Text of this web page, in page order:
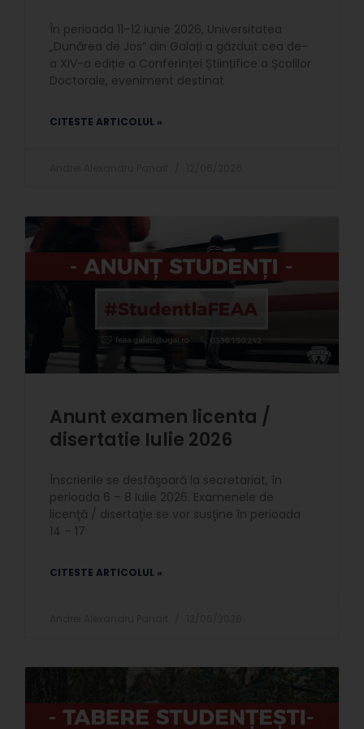
În perioada 11–12 iunie 2026, Universitatea
„Dunărea de Jos” din Galați a găzduit cea de-
a XIV-a ediție a Conferinței Științifice a Școlilor
Doctorale, eveniment destinat
CITESTE ARTICOLUL »
Anunt examen licenta /
disertatie Iulie 2026
Înscrierile se desfăşoară la secretariat, în
perioada 6 – 8 Iulie 2026. Examenele de
licenţă / disertaţie se vor susţine în perioada
14 – 17
CITESTE ARTICOLUL »